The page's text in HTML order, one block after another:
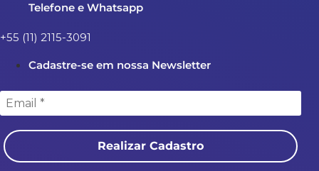
Telefone e Whatsapp
+55 (11) 2115-3091
Cadastre-se em nossa Newsletter
Realizar Cadastro